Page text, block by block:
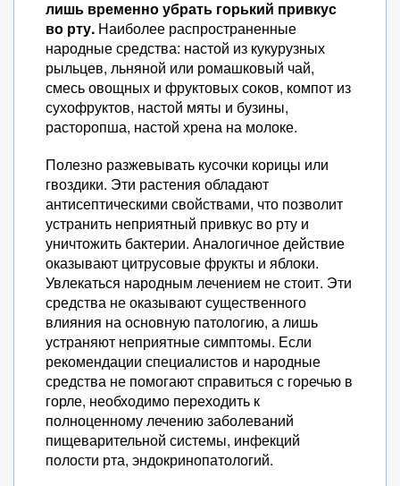
лишь временно убрать горький привкус
во рту. Наиболее распространенные
народные средства: настой из кукурузных
рыльцев, льняной или ромашковый чай,
смесь овощных и фруктовых соков, компот из
сухофруктов, настой мяты и бузины,
расторопша, настой хрена на молоке.
Полезно разжевывать кусочки корицы или
гвоздики. Эти растения обладают
антисептическими свойствами, что позволит
устранить неприятный привкус во рту и
уничтожить бактерии. Аналогичное действие
оказывают цитрусовые фрукты и яблоки.
Увлекаться народным лечением не стоит. Эти
средства не оказывают существенного
влияния на основную патологию, а лишь
устраняют неприятные симптомы. Если
рекомендации специалистов и народные
средства не помогают справиться с горечью в
горле, необходимо переходить к
полноценному лечению заболеваний
пищеварительной системы, инфекций
полости рта, эндокринопатологий.